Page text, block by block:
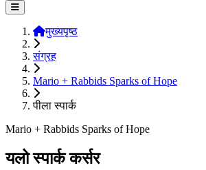
मुख्यपृष्ठ
संग्रह
Mario + Rabbids Sparks of Hope
पीला स्पार्क
Mario + Rabbids Sparks of Hope
यलो स्पार्क कर्सर